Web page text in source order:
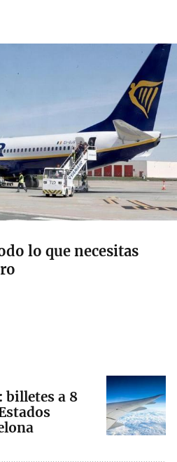
lo que necesitas
billetes a 8